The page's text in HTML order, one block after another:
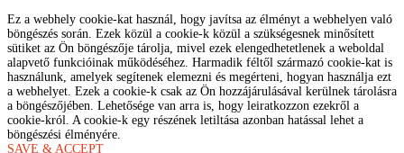
Ez a webhely cookie-kat használ, hogy javítsa az élményt a webhelyen való
böngészés során. Ezek közül a cookie-k közül a szükségesnek minősített
sütiket az Ön böngészője tárolja, mivel ezek elengedhetetlenek a weboldal
alapvető funkcióinak működéséhez. Harmadik féltől származó cookie-kat is
használunk, amelyek segítenek elemezni és megérteni, hogyan használja ezt
a webhelyet. Ezek a cookie-k csak az Ön hozzájárulásával kerülnek tárolásra
a böngészőjében. Lehetősége van arra is, hogy leiratkozzon ezekről a
cookie-król. A cookie-k egy részének letiltása azonban hatással lehet a
böngészési élményére.
SAVE & ACCEPT